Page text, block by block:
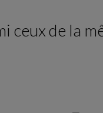
ceux de la